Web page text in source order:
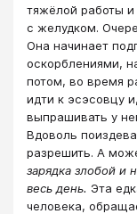
тяжёлой работы
с желудком.
Она начинает
оскорблениями,
потом, во время
идти к эсэсовцу
выпрашивать у
Вдоволь
разрешить. А
зарядка злобой и
весь день. Эта
человека,